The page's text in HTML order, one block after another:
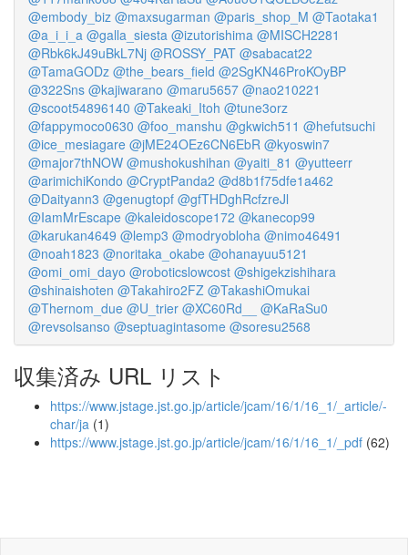
@embody_biz @maxsugarman @paris_shop_M @Taotaka1
@a_i_i_a @galla_siesta @izutorishima @MISCH2281
@Rbk6kJ49uBkL7Nj @ROSSY_PAT @sabacat22
@TamaGODz @the_bears_field @2SgKN46ProKOyBP
@322Sns @kajiwarano @maru5657 @nao210221
@scoot54896140 @Takeaki_Itoh @tune3orz
@fappymoco0630 @foo_manshu @gkwich511 @hefutsuchi
@ice_mesiagare @jME24OEz6CN6EbR @kyoswin7
@major7thNOW @mushokushihan @yaiti_81 @yutteerr
@arimichiKondo @CryptPanda2 @d8b1f75dfe1a462
@Daityann3 @genugtopf @gfTHDghRcfzreJl
@IamMrEscape @kaleidoscope172 @kanecop99
@karukan4649 @lemp3 @modryobloha @nimo46491
@noah1823 @noritaka_okabe @ohanayuu5121
@omi_omi_dayo @roboticslowcost @shigekzishihara
@shinaishoten @Takahiro2FZ @TakashiOmukai
@Thernom_due @U_trier @XC60Rd__
@KaRaSu0
@revsolsanso @septuagintasome @soresu2568
収集済み URL リスト
https://www.jstage.jst.go.jp/article/jcam/16/1/16_1/_article/-
char/ja (1)
https://www.jstage.jst.go.jp/article/jcam/16/1/16_1/_pdf (62)